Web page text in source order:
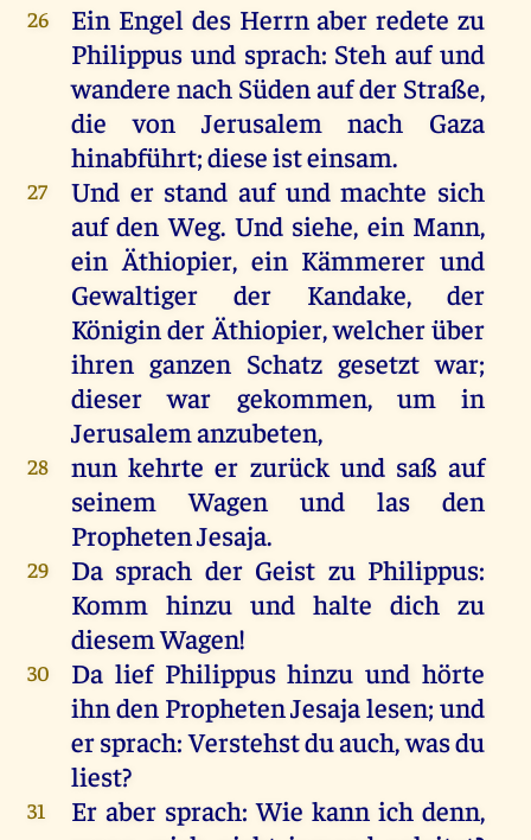
26 Ein Engel des Herrn aber redete zu
Philippus und sprach: Stehauf und
wandere nachSüdenaufder Straße,
die
von Jerusalem nach
Gaza
hinabführt;dieseisteinsam.
27 Und er stand auf und machte sich
auf den Weg. Und siehe, ein Mann,
einÄthiopier, ein Kämmerer und
Gewaltiger
derKandake,der
Königinder Äthiopier,welcherüber
ihren ganzen Schatz gesetzt war;
dieser
war gekommen, um
in
Jerusalemanzubeten,
28 nun kehrte er zurück und saß auf
seinem
Wagen und las
den
ProphetenJesaja.
29 Da sprach der Geist zu Philippus:
Komm hinzu und halte dich zu
diesemWagen!
30 Da lief Philippus hinzu und hörte
ihnden ProphetenJesajalesen;und
ersprach: Verstehstduauch,wasdu
liest?
31 Er aber sprach:Wie kann ich denn,